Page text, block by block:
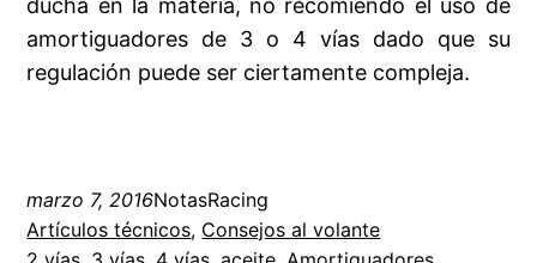
ducha en la materia, no recomiendo el uso de
amortiguadores de 3 o 4 vías dado que su
regulación puede ser ciertamente compleja.
marzo 7, 2016NotasRacing
Artículos técnicos, Consejos al volante